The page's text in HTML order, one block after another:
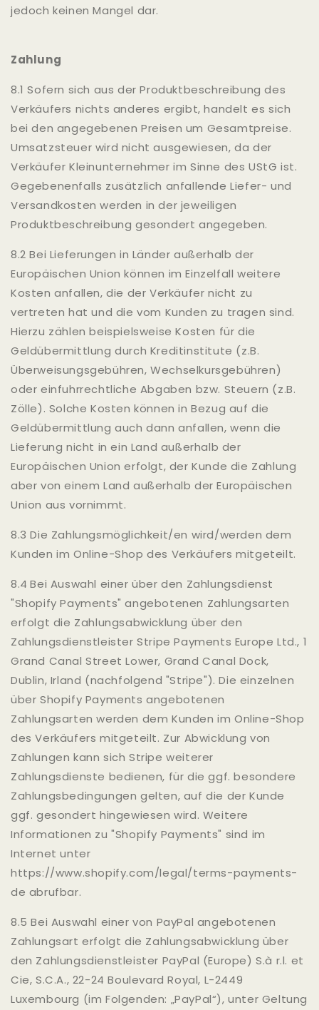
jedoch keinen Mangel dar.
Zahlung
8.1 Sofern sich aus der Produktbeschreibung des
Verkäufers nichts anderes ergibt, handelt es sich
bei den angegebenen Preisen um Gesamtpreise.
Umsatzsteuer wird nicht ausgewiesen, da der
Verkäufer Kleinunternehmer im Sinne des UStG ist.
Gegebenenfalls zusätzlich anfallende Liefer- und
Versandkosten werden in der jeweiligen
Produktbeschreibung gesondert angegeben.
8.2 Bei Lieferungen in Länder außerhalb der
Europäischen Union können im Einzelfall weitere
Kosten anfallen, die der Verkäufer nicht zu
vertreten hat und die vom Kunden zu tragen sind.
Hierzu zählen beispielsweise Kosten für die
Geldübermittlung durch Kreditinstitute (z.B.
Überweisungsgebühren, Wechselkursgebühren)
oder einfuhrrechtliche Abgaben bzw. Steuern (z.B.
Zölle). Solche Kosten können in Bezug auf die
Geldübermittlung auch dann anfallen, wenn die
Lieferung nicht in ein Land außerhalb der
Europäischen Union erfolgt, der Kunde die Zahlung
aber von einem Land außerhalb der Europäischen
Union aus vornimmt.
8.3 Die Zahlungsmöglichkeit/en wird/werden dem
Kunden im Online-Shop des Verkäufers mitgeteilt.
8.4 Bei Auswahl einer über den Zahlungsdienst
"Shopify Payments" angebotenen Zahlungsarten
erfolgt die Zahlungsabwicklung über den
Zahlungsdienstleister Stripe Payments Europe Ltd., 1
Grand Canal Street Lower, Grand Canal Dock,
Dublin, Irland (nachfolgend "Stripe"). Die einzelnen
über Shopify Payments angebotenen
Zahlungsarten werden dem Kunden im Online-Shop
des Verkäufers mitgeteilt. Zur Abwicklung von
Zahlungen kann sich Stripe weiterer
Zahlungsdienste bedienen, für die ggf. besondere
Zahlungsbedingungen gelten, auf die der Kunde
ggf. gesondert hingewiesen wird. Weitere
Informationen zu "Shopify Payments" sind im
Internet unter
https://www.shopify.com/legal/terms-payments-
de abrufbar.
8.5 Bei Auswahl einer von PayPal angebotenen
Zahlungsart erfolgt die Zahlungsabwicklung über
den Zahlungsdienstleister PayPal (Europe) S.à r.l. et
Cie, S.C.A., 22-24 Boulevard Royal, L-2449
Luxembourg (im Folgenden: „PayPal“), unter Geltung